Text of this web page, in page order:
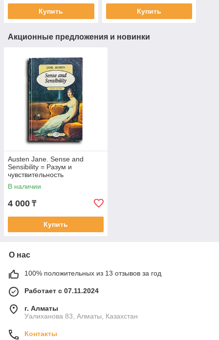
Купить Купить
Акционные предложения и новинки
Austen Jane. Sense and
Sensibility = Разум и
чувствительность
В наличии
4 000 ₸
Купить
О нас
100% положительных из 13 отзывов за год
Работает с 07.11.2024
г. Алматы
Уалиханова 83, Алматы, Казахстан
Контакты